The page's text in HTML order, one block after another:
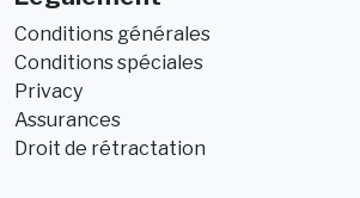
Conditions générales
Conditions spéciales
Privacy
Assurances
Droit de rétractation